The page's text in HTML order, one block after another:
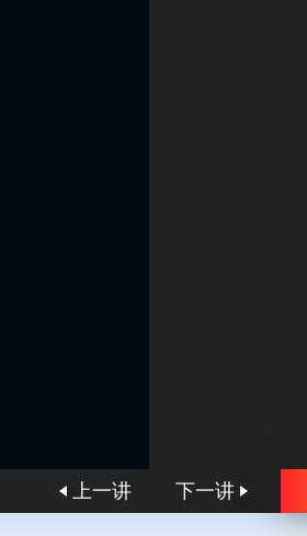
上一讲 下一讲